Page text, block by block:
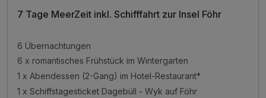
7 Tage MeerZeit inkl. Schifffahrt zur Insel Föhr
6 Übernachtungen
6 x romantisches Frühstück im Wintergarten
1 x Abendessen (2-Gang) im Hotel-Restaurant*
1 x Schiffstagesticket Dagebüll - Wyk auf Föhr